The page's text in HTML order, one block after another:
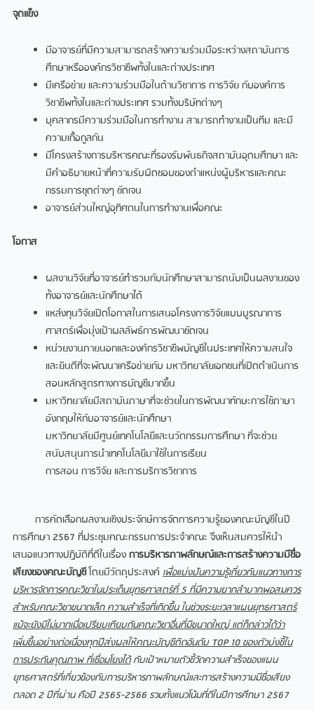
จุดแข็ง
มีอาจารย์ที่มีความสามารถสร้างความร่วมมือระหว่างสถาบันการ
ศึกษาหรือองค์กรวิชาชีพทั้งในและต่างประเทศ
มีเครือข่าย และความร่วมมือในด้านวิชาการ การวิจัย กับองค์การ
วิชาชีพทั้งในและต่างประเทศ รวมทั้งบริษัทต่างๆ
บุคลากรมีความร่วมมือในการทํางาน สามารถทํางานเป็นทีม และมี
ความเกื้อกูลกัน
มีโครงสร้างการบริหารคณะที่รองรับพันธกิจสถาบันอุดมศึกษา และ
มีคําอธิบายหน้าที่ความรับผิดชอบของตําแหน่งผู้บริหารและคณะ
กรรมการชุดต่างๆ ชัดเจน
อาจารย์ส่วนใหญ่อุทิศตนในการทํางานเพื่อคณะ
โอกาส
ผลงานวิจัยที่อาจารย์ทํารวมกับนักศึกษาสามารถนับเป็นผลงานของ
ทั้งอาจารย์และนักศึกษาได้
แหล่งทุนวิจัยเปิดโอกาสในการเสนอโครงการวิจัยแบบบูรณาการ
ศาสตร์เพื่อมุ่งเป้าผลลัพธ์การพัฒนาชัดเจน
หน่วยงานภายนอกและองค์กรวิชาชีพบัญชีในประเทศให้ความสนใจ
และยินดีที่จะพัฒนาเครือข่ายกับ มหาวิทยาลัยเอกชนที่เปิดดําเนินการ
สอนหลักสูตรทางการบัญชีมากขึ้น
มหาวิทยาลัยมีสถาบันภาษาที่จะช่วยในการพัฒนาทักษะการใช้ภาษา
อังกฤษให้กับอาจารย์และนักศึกษา
มหาวิทยาลัยมีศูนย์เทคโนโลยีและนวัตกรรมการศึกษา ที่จะช่วย
สนับสนุนการนําเทคโนโลยีมาใช้ในการเรียน
การสอน การวิจัย และการบริการวิชาการ
การคัดเลือกผลงานเชิงประจักษ์การจัดการความรู้ของคณะบัญชีในปี
การศึกษา 2567 ที่ประชุมคณะกรรมการประจําคณะ จึงเห็นสมควรให้นํา
เสนอแนวทางปฏิบัติที่ดีในเรื่อง การบริหารภาพลักษณ์และการสร้างความมีชื่อ
เสียงของคณะบัญชีโดยมีวัตถุประสงค์เพื่อแบ่งปันความรู้เกี่ยวกับแนวทางการ
บริหารจัดการคณะวิชาในประเด็นยุทธศาสตร์ที่ 5 ที่มีความยากลําบากพอสมควร
สําหรับคณะวิชาขนาดเล็ก ความสําเร็จที่เกิดขึ้น ในช่วงระยะเวลาแผนยุทธศาสตร์
แม้จะยังมีไม่มากเมื่อเปรียบเทียบกันคณะวิชาอื่นที่มีขนาดใหญ่ แต่ก็กล่าวได้ว่า
เพิ่มขึ้นอย่างต่อเนื่องทุกปีส่งผลให้คณะบัญชีติดอันดับ TOP 10 ของตัวบ่งชี้ใน
การประกันคุณภาพ ที่เชื่อมโยงได้ กับเป้าหมายตัวชี้วัดความสําเร็จของแผน
ยุทธศาสตร์ที่เกี่ยวข้องกับการบริหารภาพลักษณ์และการสร้างความมีชื่อเสียง
ตลอด 2 ปีที่ผ่าน คือปี 2565-2566 รวมทั้งแนวโน้มที่ดีในปีการศึกษา 2567